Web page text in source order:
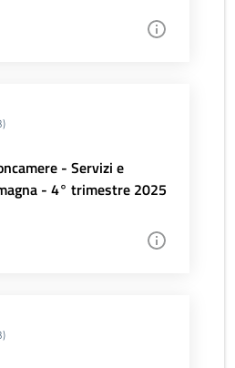
- Servizi e
- 4° trimestre 2025